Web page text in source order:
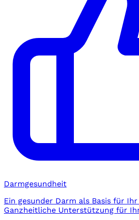
Darmgesundheit
Ein gesunder Darm als Basis für
Ganzheitliche Unterstützung für